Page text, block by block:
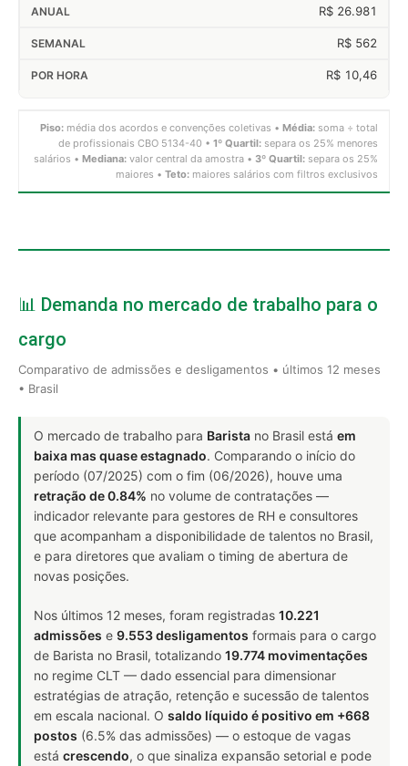
R$ 26.981
R$ 562
R$ 10,46
Piso: média dos acordos e convenções coletivas • Média: soma ÷ total
de profissionais CBO 5134-40 • 1º Quartil: separa os 25% menores
salários • Mediana: valor central da amostra • 3º Quartil: separa os 25%
maiores • Teto: maiores salários com filtros exclusivos
📊 Demanda no mercado de trabalho para o
cargo
Comparativo de admissões e desligamentos • últimos 12 meses
• Brasil
O mercado de trabalho para Barista no Brasil está em
baixa mas quase estagnado. Comparando o início do
período (07/2025) com o fim (06/2026), houve uma
retração de 0.84% no volume de contratações —
indicador relevante para gestores de RH e consultores
que acompanham a disponibilidade de talentos no Brasil,
e para diretores que avaliam o timing de abertura de
novas posições.
Nos últimos 12 meses, foram registradas 10.221
admissões e 9.553 desligamentos formais para o cargo
de Barista no Brasil, totalizando 19.774 movimentações
no regime CLT — dado essencial para dimensionar
estratégias de atração, retenção e sucessão de talentos
em escala nacional. O saldo líquido é positivo em +668
postos (6.5% das admissões) — o estoque de vagas
está crescendo, o que sinaliza expansão setorial e pode